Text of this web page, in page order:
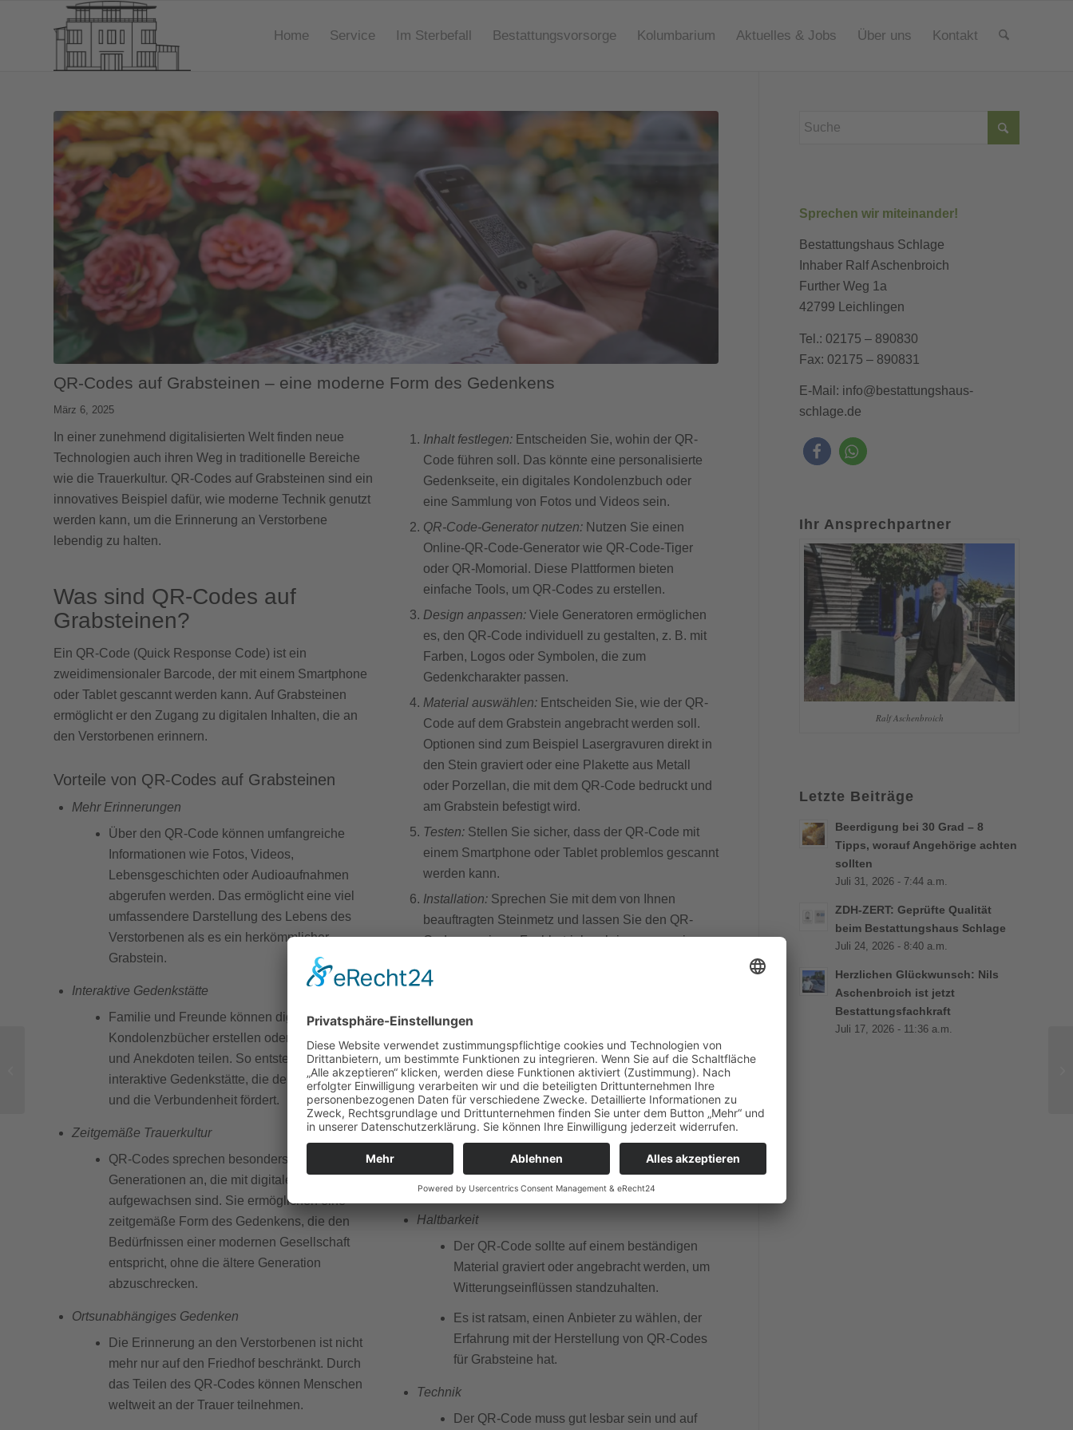
Home Service Im Sterbefall Bestattungsvorsorge Kolumbarium Aktuelles & Jobs Über uns Kontakt
QR-Codes auf Grabsteinen – eine moderne Form des Gedenkens
März 6, 2025
In einer zunehmend digitalisierten Welt finden neue
Technologien auch ihren Weg in traditionelle Bereiche
wie die Trauerkultur. QR-Codes auf Grabsteinen sind ein
innovatives Beispiel dafür, wie moderne Technik genutzt
werden kann, um die Erinnerung an Verstorbene
lebendig zu halten.
Was sind QR-Codes auf
Grabsteinen?
Ein QR-Code (Quick Response Code) ist ein
zweidimensionaler Barcode, der mit einem Smartphone
oder Tablet gescannt werden kann. Auf Grabsteinen
ermöglicht er den Zugang zu digitalen Inhalten, die an
den Verstorbenen erinnern.
Vorteile von QR-Codes auf Grabsteinen
Mehr Erinnerungen
Über den QR-Code können umfangreiche
Informationen wie Fotos, Videos,
Lebensgeschichten oder Audioaufnahmen
abgerufen werden. Das ermöglicht eine viel
umfassendere Darstellung des Lebens des
Verstorbenen als es ein herkömmlicher
Grabstein.
Interaktive Gedenkstätte
Familie und Freunde können digitale
Kondolenzbücher erstellen oder Erinnerungen
und Anekdoten teilen. So entsteht eine
interaktive Gedenkstätte, die den Austausch
und die Verbundenheit fördert.
Zeitgemäße Trauerkultur
QR-Codes sprechen besonders jüngere
Generationen an, die mit digitalen Medien
aufgewachsen sind. Sie ermöglichen eine
zeitgemäße Form des Gedenkens, die den
Bedürfnissen einer modernen Gesellschaft
entspricht, ohne die ältere Generation
abzuschrecken.
Ortsunabhängiges Gedenken
Die Erinnerung an den Verstorbenen ist nicht
mehr nur auf den Friedhof beschränkt. Durch
das Teilen des QR-Codes können Menschen
weltweit an der Trauer teilnehmen.
Inhalt festlegen:Entscheiden Sie, wohin der QR-
Code führen soll. Das könnte eine personalisierte
Gedenkseite, ein digitales Kondolenzbuch oder
eine Sammlung von Fotos und Videos sein.
QR-Code-Generator nutzen:Nutzen Sie einen
Online-QR-Code-Generator wie QR-Code-Tiger
oder QR-Momorial. Diese Plattformen bieten
einfache Tools, um QR-Codes zu erstellen.
Design anpassen:Viele Generatoren ermöglichen
es, den QR-Code individuell zu gestalten, z. B. mit
Farben, Logos oder Symbolen, die zum
Gedenkcharakter passen.
Material auswählen:Entscheiden Sie, wie der QR-
Code auf dem Grabstein angebracht werden soll.
Optionen sind zum Beispiel Lasergravuren direkt in
den Stein graviert oder eine Plakette aus Metall
oder Porzellan, die mit dem QR-Code bedruckt und
am Grabstein befestigt wird.
Testen:Stellen Sie sicher, dass der QR-Code mit
einem Smartphone oder Tablet problemlos gescannt
werden kann.
Installation:Sprechen Sie mit dem von Ihnen
beauftragten Steinmetz und lassen Sie den QR-
Code von einem Fachbetrieb anbringen, um eine
gewährleisten.
Worauf sollten Sie achten?
Datenschutz
Es ist wichtig, die Privatsphäre des
Verstorbenen und der Angehörigen zu
schützen.
Die Inhalte hinter dem QR-Code sollten
sorgfältig ausgewählt und gegebenenfalls
passwortgeschützt werden.
Haltbarkeit
Der QR-Code sollte auf einem beständigen
Material graviert oder angebracht werden, um
Witterungseinflüssen standzuhalten.
Es ist ratsam, einen Anbieter zu wählen, der
Erfahrung mit der Herstellung von QR-Codes
für Grabsteine hat.
Technik
Der QR-Code muss gut lesbar sein und auf
Sprechen wir miteinander!
Bestattungshaus Schlage
Inhaber Ralf Aschenbroich
Further Weg 1a
42799 Leichlingen
Tel.: 02175 – 890830
Fax: 02175 – 890831
E-Mail: info@bestattungshaus-
schlage.de
Ihr Ansprechpartner
Ralf Aschenbroich
Letzte Beiträge
Beerdigung bei 30 Grad – 8
Tipps, worauf Angehörige achten
sollten
Juli 31, 2026 - 7:44 a.m.
ZDH-ZERT: Geprüfte Qualität
beim Bestattungshaus Schlage
Juli 24, 2026 - 8:40 a.m.
Herzlichen Glückwunsch: Nils
Aschenbroich ist jetzt
Bestattungsfachkraft
Juli 17, 2026 - 11:36 a.m.
Bestattungsvorsorge: